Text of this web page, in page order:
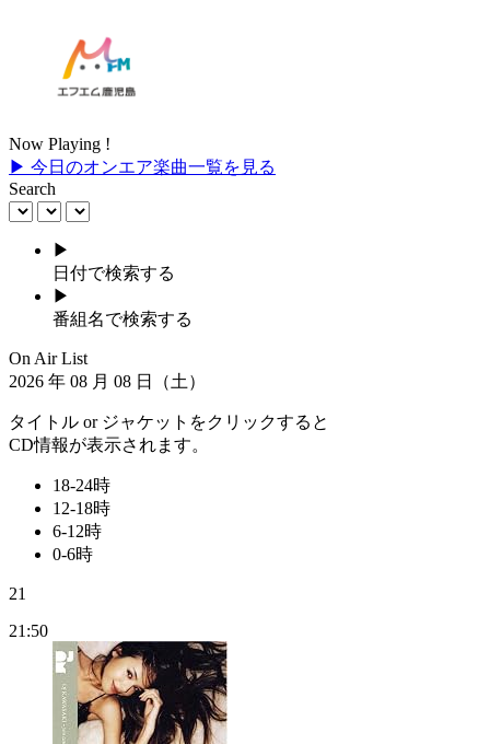
Now Playing !
▶ 今日のオンエア楽曲一覧を見る
Search
▶
日付で検索する
▶
番組名で検索する
On Air List
2026 年 08 月 08 日（土）
タイトル or ジャケットをクリックすると
CD情報が表示されます。
18-24時
12-18時
6-12時
0-6時
21
21:50